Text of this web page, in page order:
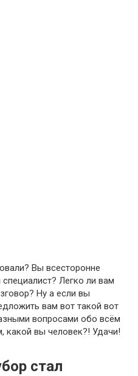
Вы всесторонне
Легко ли вам
Ну а если вы
вам вот такой вот
вопросами обо всём
какой вы человек?! Удачи!
стал